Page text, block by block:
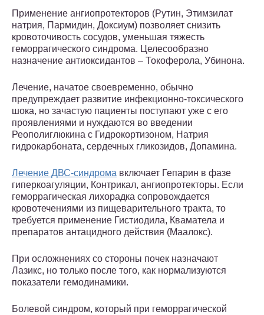
Применение ангиопротекторов (Рутин, Этимзилат
натрия, Пармидин, Доксиум) позволяет снизить
кровоточивость сосудов, уменьшая тяжесть
геморрагического синдрома. Целесообразно
назначение антиоксидантов – Токоферола, Убинона.
Лечение, начатое своевременно, обычно
предупреждает развитие инфекционно-токсического
шока, но зачастую пациенты поступают уже с его
проявлениями и нуждаются во введении
Реополиглюкина с Гидрокортизоном, Натрия
гидрокарбоната, сердечных гликозидов, Допамина.
Лечение ДВС-синдрома включает Гепарин в фазе
гиперкоагуляции, Контрикал, ангиопротекторы. Если
геморрагическая лихорадка сопровождается
кровотечениями из пищеварительного тракта, то
требуется применение Гистиодила, Кваматела и
препаратов антацидного действия (Маалокс).
При осложнениях со стороны почек назначают
Лазикс, но только после того, как нормализуются
показатели гемодинамики.
Болевой синдром, который при геморрагической